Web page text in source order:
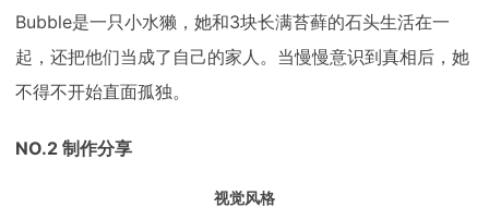
Bubble是一只小水獭，她和3块长满苔藓的石头生活在一
起，还把他们当成了自己的家人。当慢慢意识到真相后，她
不得不开始直面孤独。
NO.2 制作分享
视觉风格